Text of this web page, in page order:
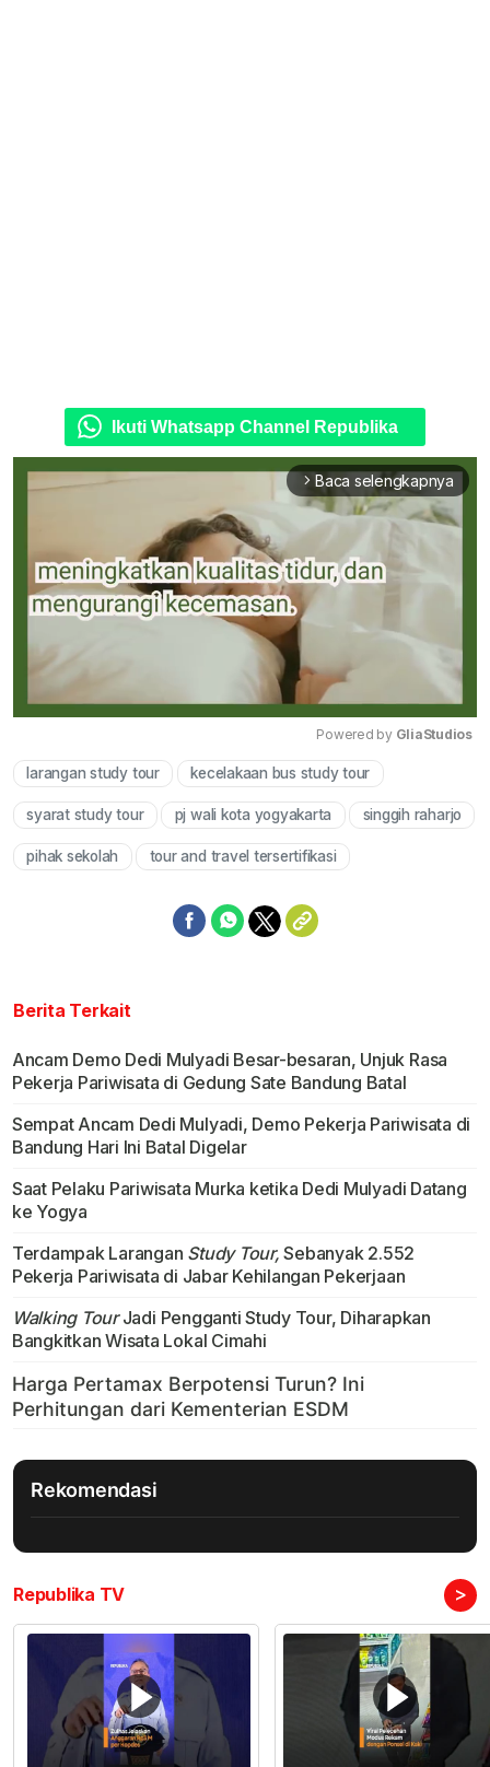
Ikuti Whatsapp Channel Republika
arrow_forward_ios Baca selengkapnya
Powered by GliaStudios
larangan study tour kecelakaan bus study tour
syarat study tour pj wali kota yogyakarta singgih raharjo
pihak sekolah tour and travel tersertifikasi
Berita Terkait
Ancam Demo Dedi Mulyadi Besar-besaran, Unjuk Rasa
Pekerja Pariwisata di Gedung Sate Bandung Batal
Sempat Ancam Dedi Mulyadi, Demo Pekerja Pariwisata di
Bandung Hari Ini Batal Digelar
Saat Pelaku Pariwisata Murka ketika Dedi Mulyadi Datang
ke Yogya
Terdampak Larangan Study Tour,Sebanyak 2.552
Pekerja Pariwisata di Jabar Kehilangan Pekerjaan
Walking TourJadi Pengganti Study Tour, Diharapkan
Bangkitkan Wisata Lokal Cimahi
Rekomendasi
Republika TV >